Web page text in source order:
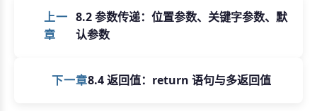
上一
章
8.2 参数传递：位置参数、关键字参数、默
认参数
下一章8.4 返回值：return 语句与多返回值